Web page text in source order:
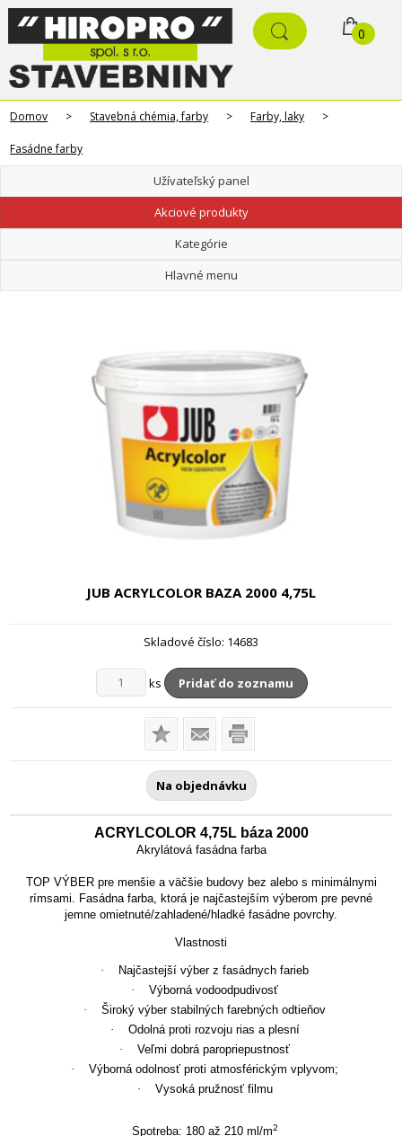
0
Domov > Stavebná chémia, farby > Farby, laky >
Fasádne farby
Užívateľský panel
Akciové produkty
Kategórie
Hlavné menu
JUB ACRYLCOLOR BAZA 2000 4,75L
Skladové číslo: 14683
ks Pridať do zoznamu
Na objednávku
ACRYLCOLOR 4,75L báza 2000
Akrylátová fasádna farba
TOP VÝBER pre menšie a väčšie budovy bez alebo s minimálnymi
rímsami.
Fasádna farba, ktorá je najčastejším výberom pre pevné
jemne omietnuté/zahladené/hladké fasádne povrchy.
Vlastnosti
·
Najčastejší výber z fasádnych farieb
·
Výborná vodoodpudivosť
·
Široký výber stabilných farebných odtieňov
·
Odolná proti rozvoju rias a plesní
·
Veľmi dobrá paropriepustnosť
·
Výborná odolnosť proti atmosférickým vplyvom;
·
Vysoká pružnosť filmu
Spotreba: 180 až 210 ml/m2